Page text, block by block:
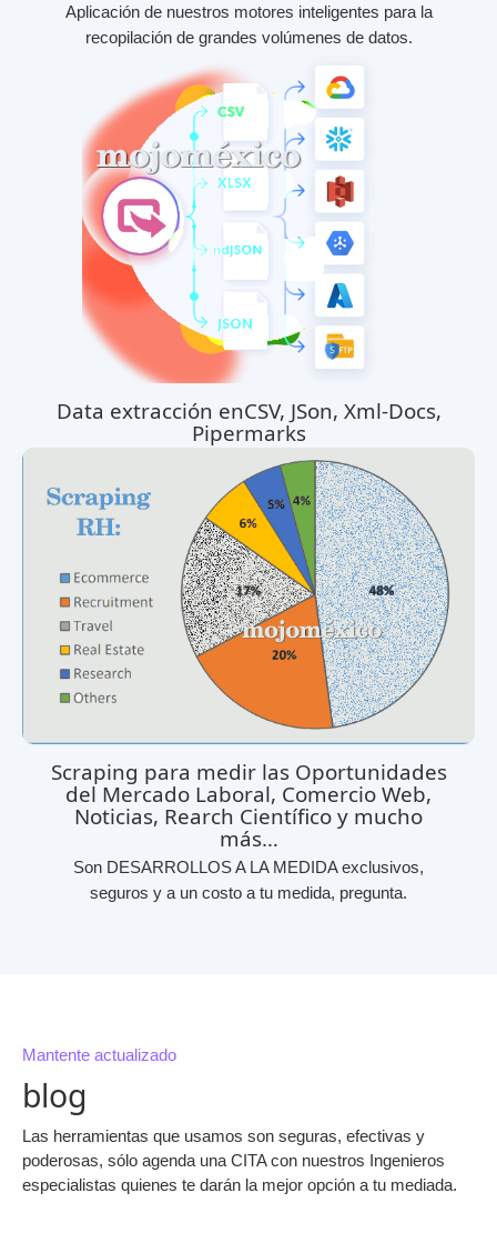
Aplicación de nuestros motores inteligentes para la
recopilación de grandes volúmenes de datos.
Data extracción enCSV, JSon, Xml-Docs,
Pipermarks
Scraping para medir las Oportunidades
del Mercado Laboral, Comercio Web,
Noticias, Rearch Científico y mucho
más…
Son DESARROLLOS A LA MEDIDA exclusivos,
seguros y a un costo a tu medida, pregunta.
Mantente actualizado
blog
Las herramientas que usamos son seguras, efectivas y
poderosas, sólo agenda una CITA con nuestros Ingenieros
especialistas quienes te darán la mejor opción a tu mediada.